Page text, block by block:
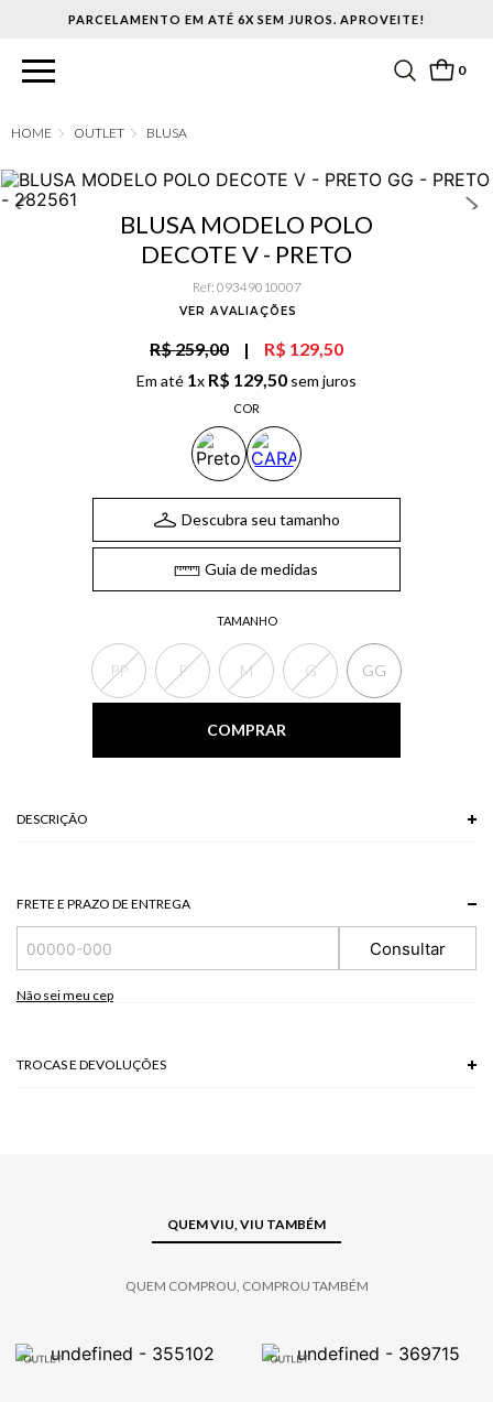
PARCELAMENTO EM ATÉ 6X SEM JUROS. APROVEITE!
0
OUTLET BLUSA
BLUSA MODELO POLO
DECOTE V - PRETO
Ref: 09349010007
VER AVALIAÇÕES
R$ 259,00 | R$ 129,50
Em até 1x R$ 129,50 sem juros
COR
TAMANHO
PP P M G GG
Descubra seu tamanho
Guia de medidas
COMPRAR
DESCRIÇÃO
59 % LIOCEL + 41 % VISCOSE
FRETE E PRAZO DE ENTREGA
Consultar
Não sei meu cep
TROCAS E DEVOLUÇÕES
QUEM VIU, VIU TAMBÉM
QUEM COMPROU, COMPROU TAMBÉM